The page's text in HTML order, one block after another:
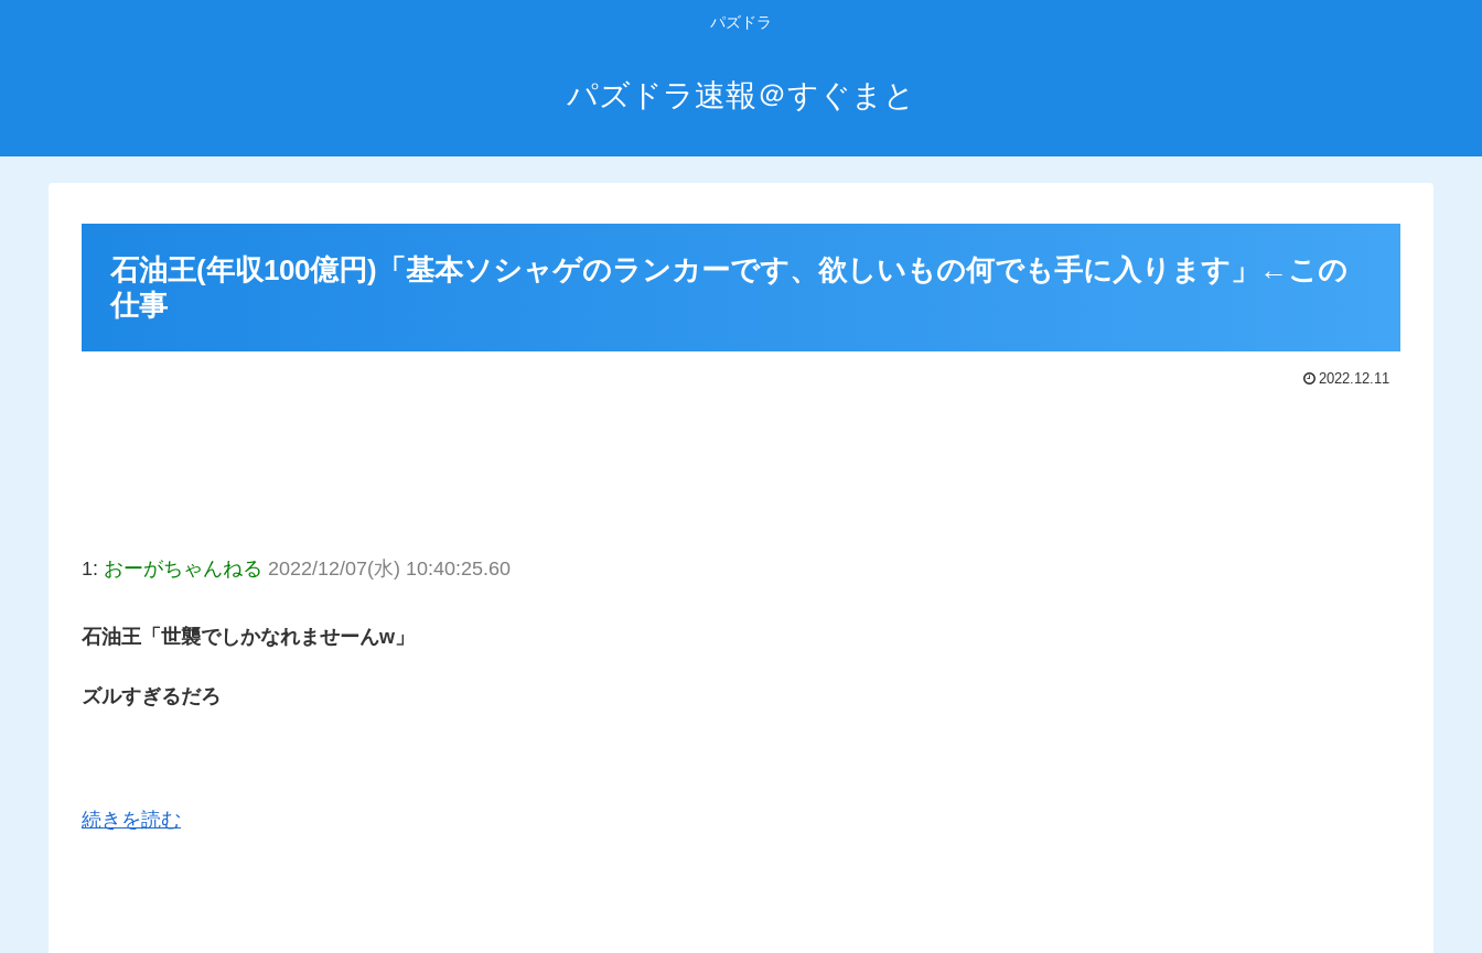
パズドラ
パズドラ速報＠すぐまと
石油王(年収100億円)「基本ソシャゲのランカーです、欲しいもの何でも手に入ります」←この
仕事
2022.12.11
1: おーがちゃんねる 2022/12/07(水) 10:40:25.60
石油王「世襲でしかなれませーんw」
ズルすぎるだろ
続きを読む